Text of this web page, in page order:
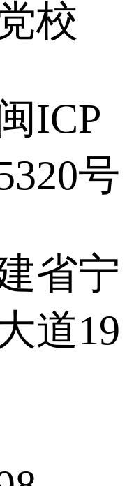
校
ICP
号
省宁
道19